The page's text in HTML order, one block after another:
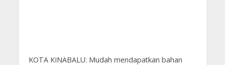
KOTA KINABALU: Mudah mendapatkan bahan